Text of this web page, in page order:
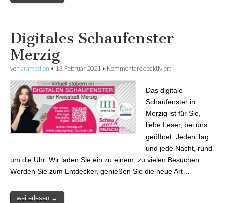
Digitales Schaufenster
Merzig
von aramedien • 13. Februar 2021 • Kommentare deaktiviert
Das digitale
Schaufenster in
Merzig ist für Sie,
liebe Leser, bei uns
geöffnet. Jeden Tag
und jede Nacht, rund
um die Uhr. Wir laden Sie ein zu einem, zu vielen Besuchen.
Werden Sie zum Entdecker, genießen Sie die neue Art…
weiterlesen →